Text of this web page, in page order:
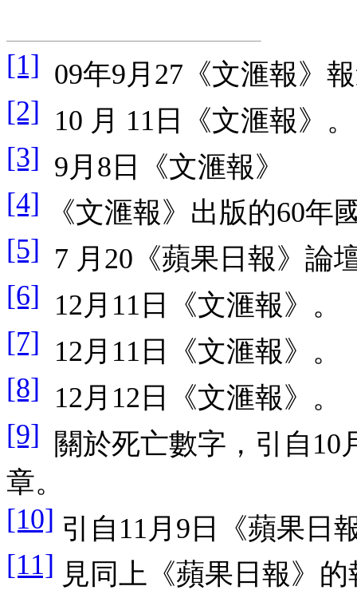
[1] 09年9 月 27 《文滙報》
[2] 10 月 11 日《文滙報》。
[3] 9 月 8 日《文滙報》
[4]
《文滙報》出版的60年
[5] 7 月 20 《蘋果日報》論
[6] 12 月 11 日《文滙報》。
[7] 12 月 11 日《文滙報》。
[8] 12 月 12 日《文滙報》。
[9] 關於死亡數字，引自 10
章。
[10] 引自 11 月 9 日《蘋果日
[11] 見同上《蘋果日報》的